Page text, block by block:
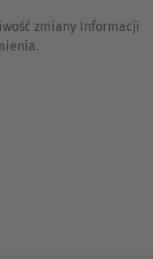
zmiany Informacji